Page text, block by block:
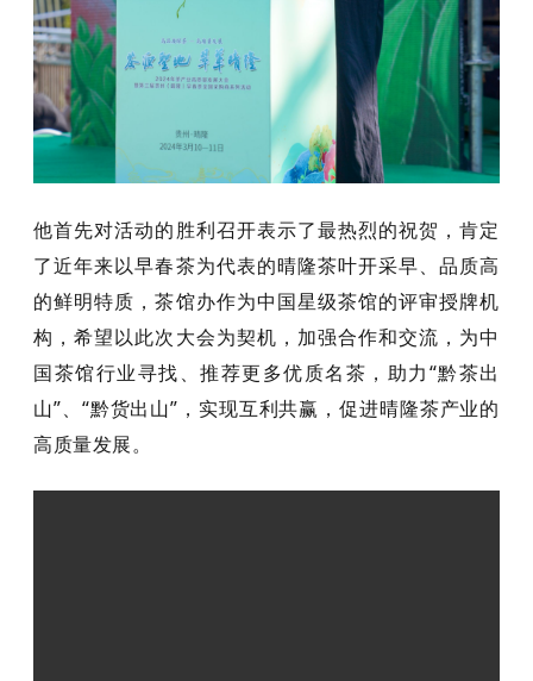
他首先对活动的胜利召开表示了最热烈的祝贺，肯定
了近年来以早春茶为代表的晴隆茶叶开采早、品质高
的鲜明特质，茶馆办作为中国星级茶馆的评审授牌机
构，希望以此次大会为契机，加强合作和交流，为中
国茶馆行业寻找、推荐更多优质名茶，助力“黔茶出
山”、“黔货出山”，实现互利共赢，促进晴隆茶产业的
高质量发展。